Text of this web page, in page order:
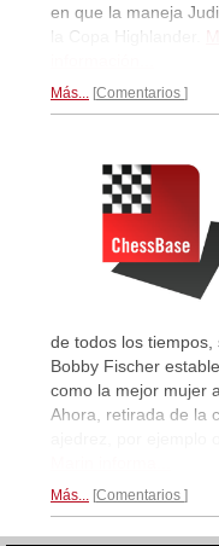
en que la maneja
la Copa Highlander.
Más... Comentarios
de todos los
Bobby Fischer
como la mejor mujer
Ahora, retirada de la
Más... Comentarios